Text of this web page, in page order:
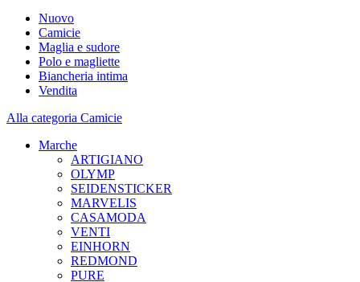
Nuovo
Camicie
Maglia e sudore
Polo e magliette
Biancheria intima
Vendita
Alla categoria Camicie
Marche
ARTIGIANO
OLYMP
SEIDENSTICKER
MARVELIS
CASAMODA
VENTI
EINHORN
REDMOND
PURE